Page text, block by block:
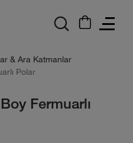
& Ara Katmanlar
Polar
Fermuarlı